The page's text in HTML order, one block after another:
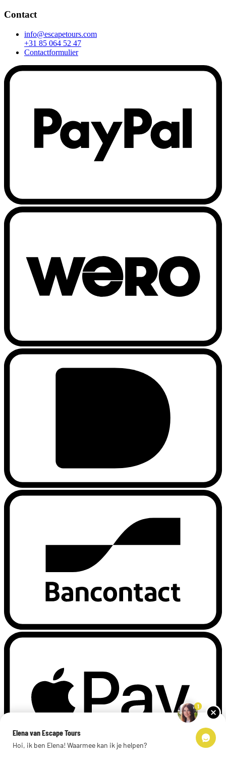
Contact
info@escapetours.com
+31 85 064 52 47
Contactformulier
1
Elena van Escape Tours
Hoi, ik ben Elena! Waarmee kan ik je helpen?